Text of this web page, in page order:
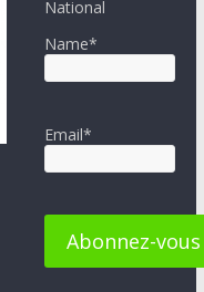
National
Name*
Email*